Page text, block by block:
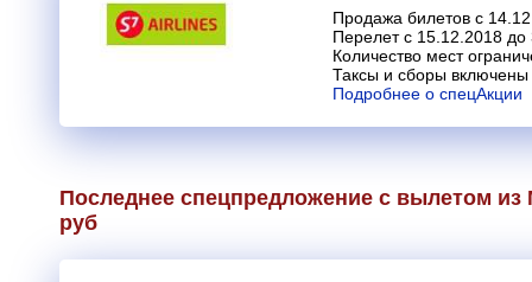
Продажа билетов с
Перелет с 15.12.2018 до
Количество мест
Таксы и сборы включены
Подробнее о спецАкции
Последнее спецпредложение с вылетом из
руб